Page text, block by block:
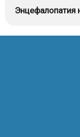
Энцефалопатия